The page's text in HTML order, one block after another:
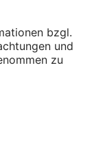
bzgl.
und
zu